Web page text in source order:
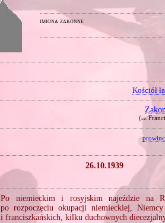
imiona zakonne
Kościół
(i.e.
26.10.1939
Po niemieckim i rosyjskim najeździe na
po rozpoczęciu okupacji niemieckiej,
i franciszkańskich, kilku duchownych